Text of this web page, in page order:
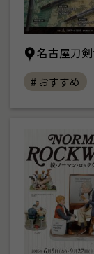
名古屋刀
# おすすめ